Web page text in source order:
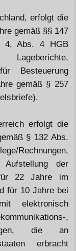
erfolgt die
gemäß §§ 147
4, Abs. 4 HGB
Besteuerung
gemäß § 257
erfolgt die
§ 132 Abs.
Rechnungen,
Aufstellung der
22 Jahre im
für 10 Jahre bei
elektronisch
,
die an
erbracht